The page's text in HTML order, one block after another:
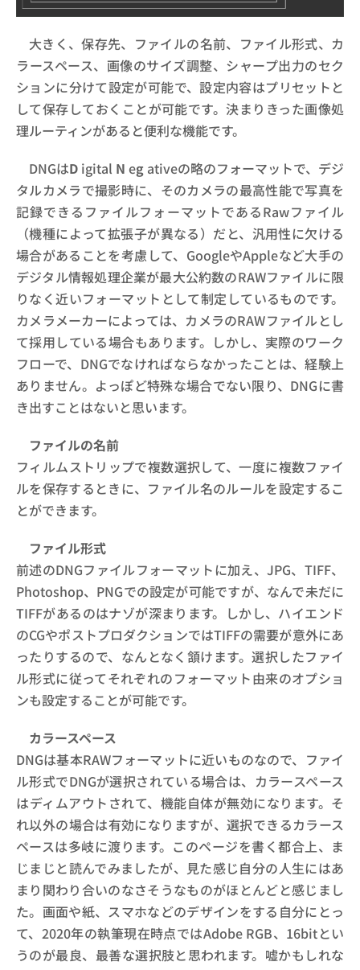
大きく、保存先、ファイルの名前、ファイル形式、カ
ラースペース、画像のサイズ調整、シャープ出力のセク
ションに分けて設定が可能で、設定内容はプリセットと
して保存しておくことが可能です。決まりきった画像処
理ルーティンがあると便利な機能です。
DNGはD igital N eg ativeの略のフォーマットで、デジ
タルカメラで撮影時に、そのカメラの最高性能で写真を
記録できるファイルフォーマットであるRawファイル
（機種によって拡張子が異なる）だと、汎用性に欠ける
場合があることを考慮して、GoogleやAppleなど大手の
デジタル情報処理企業が最大公約数のRAWファイルに限
りなく近いフォーマットとして制定しているものです。
カメラメーカーによっては、カメラのRAWファイルとし
て採用している場合もあります。しかし、実際のワーク
フローで、DNGでなければならなかったことは、経験上
ありません。よっぽど特殊な場合でない限り、DNGに書
き出すことはないと思います。
ファイルの名前
フィルムストリップで複数選択して、一度に複数ファイ
ルを保存するときに、ファイル名のルールを設定するこ
とができます。
ファイル形式
前述のDNGファイルフォーマットに加え、JPG、TIFF、
Photoshop、PNGでの設定が可能ですが、なんで未だに
TIFFがあるのはナゾが深まります。しかし、ハイエンド
のCGやポストプロダクションではTIFFの需要が意外にあ
ったりするので、なんとなく頷けます。選択したファイ
ル形式に従ってそれぞれのフォーマット由来のオプショ
ンも設定することが可能です。
カラースペース
DNGは基本RAWフォーマットに近いものなので、ファイ
ル形式でDNGが選択されている場合は、カラースペース
はディムアウトされて、機能自体が無効になります。そ
れ以外の場合は有効になりますが、選択できるカラース
ペースは多岐に渡ります。このページを書く都合上、ま
じまじと読んでみましたが、見た感じ自分の人生にはあ
まり関わり合いのなさそうなものがほとんどと感じまし
た。画面や紙、スマホなどのデザインをする自分にとっ
て、2020年の執筆現在時点ではAdobe RGB、16bitとい
うのが最良、最善な選択肢と思われます。嘘かもしれな